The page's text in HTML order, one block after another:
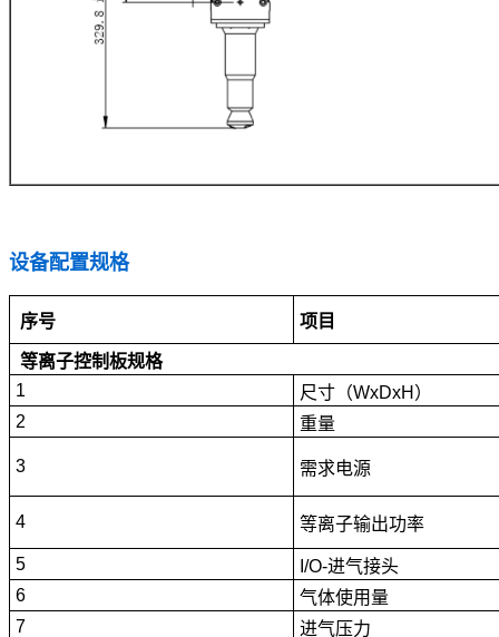
设备配置规格
序号 项目
等离子控制板规格
1
尺寸（WxDxH ）
2
重量
3 需求电源
4 等离子输出功率
5 I/O-进气接头
6
气体使用量
7
进气压力